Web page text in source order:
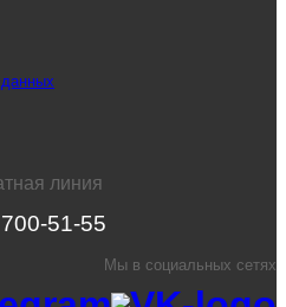
линия
51-55
Мы в социальных сетях